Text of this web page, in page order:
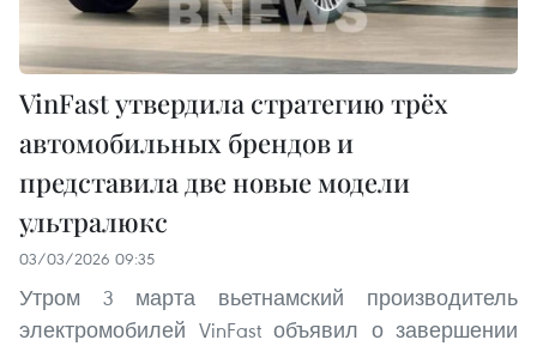
VinFast утвердила стратегию трёх
автомобильных брендов и
представила две новые модели
ультралюкс
03/03/2026 09:35
Утром 3 марта вьетнамский производитель
электромобилей VinFast объявил о завершении